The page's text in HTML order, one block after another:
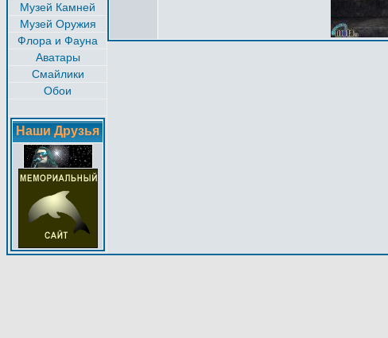
Музей Камней
Музей Оружия
Флора и Фауна
Аватары
Смайлики
Обои
Наши Друзья